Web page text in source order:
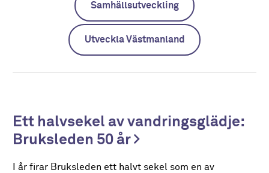
Samhällsutveckling
Utveckla Västmanland
Ett halvsekel av vandringsglädje:
Bruksleden 50 år
I år firar Bruksleden ett halvt sekel som en av